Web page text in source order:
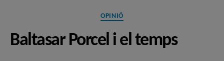
Categories
OPINIÓ
Baltasar Porcel i el temps